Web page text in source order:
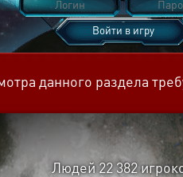
Войти в игру
данного раздела
Людей 22 382